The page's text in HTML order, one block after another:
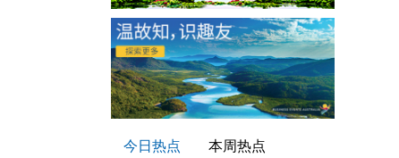
今日热点 本周热点